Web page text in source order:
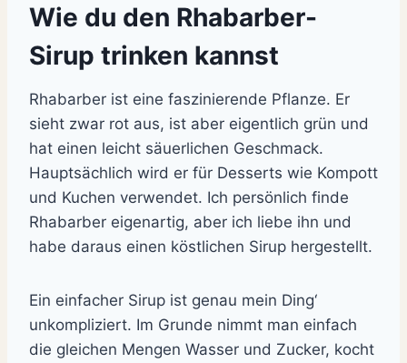
Wie du den Rhabarber-
Sirup trinken kannst
Rhabarber ist eine faszinierende Pflanze. Er
sieht zwar rot aus, ist aber eigentlich grün und
hat einen leicht säuerlichen Geschmack.
Hauptsächlich wird er für Desserts wie Kompott
und Kuchen verwendet. Ich persönlich finde
Rhabarber eigenartig, aber ich liebe ihn und
habe daraus einen köstlichen Sirup hergestellt.
Ein einfacher Sirup ist genau mein Ding‘
unkompliziert. Im Grunde nimmt man einfach
die gleichen Mengen Wasser und Zucker, kocht